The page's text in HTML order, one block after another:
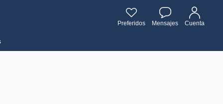
Preferidos Mensajes Cuenta